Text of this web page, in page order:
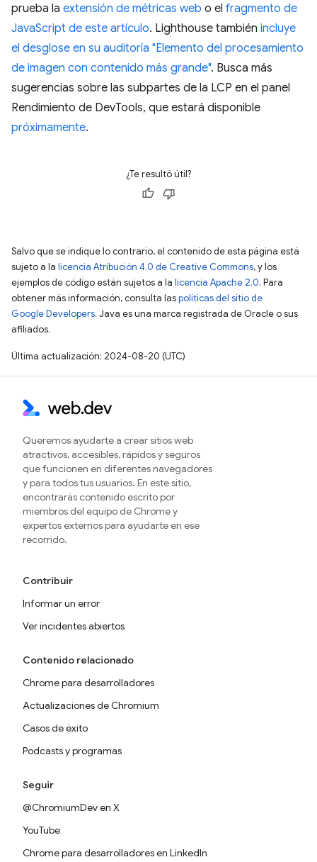
prueba la extensión de métricas web o el fragmento de
JavaScript de este artículo. Lighthouse también incluye
el desglose en su auditoría "Elemento del procesamiento
de imagen con contenido más grande". Busca más
sugerencias sobre las subpartes de la LCP en el panel
Rendimiento de DevTools, que estará disponible
próximamente.
¿Te resultó útil?
Salvo que se indique lo contrario, el contenido de esta página está
sujeto a la licencia Atribución 4.0 de Creative Commons, y los
ejemplos de código están sujetos a la licencia Apache 2.0. Para
obtener más información, consulta laspolíticas del sitio de
Google Developers. Java es una marca registrada de Oracle o sus
afiliados.
Última actualización: 2024-08-20 (UTC)
Queremos ayudarte a crear sitios web
atractivos, accesibles, rápidos y seguros
que funcionen en diferentes navegadores
y para todos tus usuarios. En este sitio,
encontrarás contenido escrito por
miembros del equipo de Chrome y
expertos externos para ayudarte en ese
recorrido.
Contribuir
Informar un error
Ver incidentes abiertos
Contenido relacionado
Chrome para desarrolladores
Actualizaciones de Chromium
Casos de éxito
Podcasts y programas
Seguir
@ChromiumDev en X
YouTube
Chrome para desarrolladores en LinkedIn